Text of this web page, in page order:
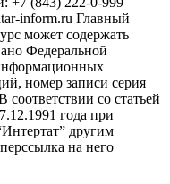
inform.ru Главный
может содержать
Федеральной
номер записи серия
со статьей
года при
другим
на него